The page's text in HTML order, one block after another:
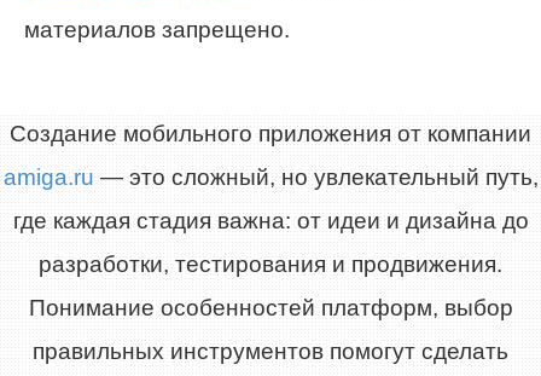
материалов запрещено.
Создание мобильного приложения от компании
amiga.ru — это сложный, но увлекательный путь,
где каждая стадия важна: от идеи и дизайна до
разработки, тестирования и продвижения.
Понимание особенностей платформ, выбор
правильных инструментов помогут сделать